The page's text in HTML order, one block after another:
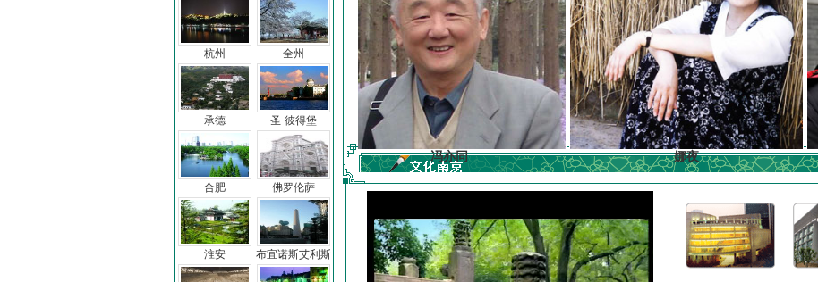
杭州
承德
合肥
淮安
全州
圣·彼得堡
佛罗伦萨
布宜诺斯艾利斯
冯亦同 娜夜